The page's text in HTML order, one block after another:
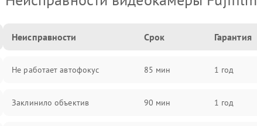
Неисправности Срок Гарантия
Не работает автофокус 85 мин 1 год
Заклинило объектив 90 мин 1 год